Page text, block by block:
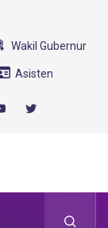
Wakil Gubernur
Asisten